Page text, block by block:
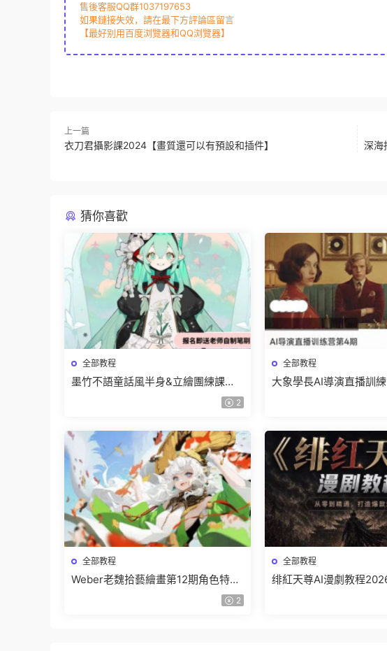
售後客服QQ群1037197653
如果鏈接失效，請在最下方評論區留言
【最好别用百度浏覽器和QQ浏覽器】
上一篇
衣刀君攝影課2024【畫質還可以有預設和插件】
深海
猜你喜歡
全部教程
墨竹不語童話風半身&立繪團練課
2
全部教程
大象學長AI導演直播訓
全部教程
Weber老魏拾藝繪畫第12期角色特訓
2
全部教程
绯紅天尊AI漫劇教程